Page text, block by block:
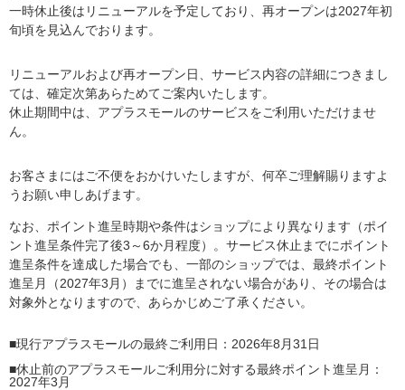
一時休止後はリニューアルを予定しており、再オープンは2027年初
旬頃を見込んでおります。
リニューアルおよび再オープン日、サービス内容の詳細につきまし
ては、確定次第あらためてご案内いたします。
休止期間中は、アプラスモールのサービスをご利用いただけませ
ん。
お客さまにはご不便をおかけいたしますが、何卒ご理解賜りますよ
うお願い申しあげます。
なお、ポイント進呈時期や条件はショップにより異なります（ポイ
ント進呈条件完了後3～6か月程度）。サービス休止までにポイント
進呈条件を達成した場合でも、一部のショップでは、最終ポイント
進呈月（2027年3月）までに進呈されない場合があり、その場合は
対象外となりますので、あらかじめご了承ください。
■現行アプラスモールの最終ご利用日：2026年8月31日
■休止前のアプラスモールご利用分に対する最終ポイント進呈月：
2027年3月